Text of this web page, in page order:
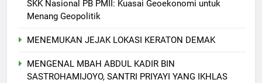
SKK Nasional PB PMII: Kuasai Geoekonomi untuk
Menang Geopolitik
MENEMUKAN JEJAK LOKASI KERATON DEMAK
MENGENAL MBAH ABDUL KADIR BIN
SASTROHAMIJOYO, SANTRI PRIYAYI YANG IKHLAS